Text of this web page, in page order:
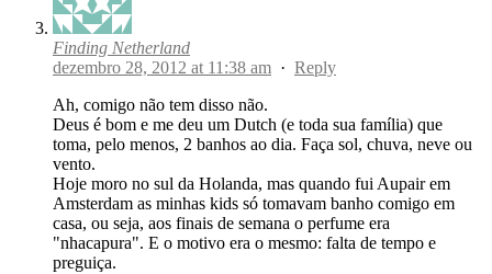
Finding Netherland
dezembro 28, 2012 at 11:38 am · Reply
Ah, comigo não tem disso não.
Deus é bom e me deu um Dutch (e toda sua família) que
toma, pelo menos, 2 banhos ao dia. Faça sol, chuva, neve ou
vento.
Hoje moro no sul da Holanda, mas quando fui Aupair em
Amsterdam as minhas kids só tomavam banho comigo em
casa, ou seja, aos finais de semana o perfume era
"nhacapura". E o motivo era o mesmo: falta de tempo e
preguiça.